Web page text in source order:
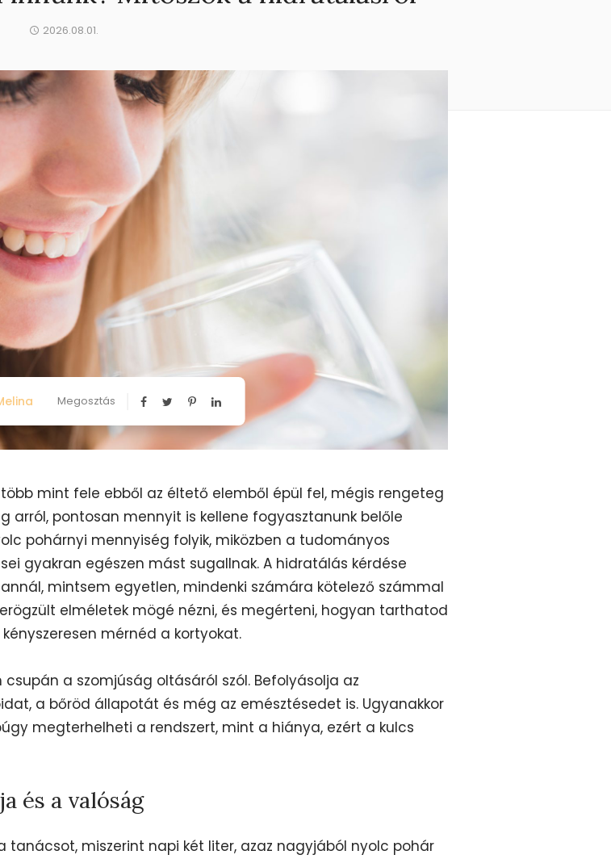
2026.08.01.
Megosztás
mint fele ebből az éltető elemből épül fel, mégis rengeteg
arról, pontosan mennyit is kellene fogyasztanunk belőle
pohárnyi mennyiség folyik, miközben a tudományos
gyakran egészen mást sugallnak. A hidratálás kérdése
mintsem egyetlen, mindenki számára kötelező számmal
elméletek mögé nézni, és megérteni, hogyan tarthatod
mérnéd a kortyokat.
a szomjúság oltásáról szól. Befolyásolja az
a bőröd állapotát és még az emésztésedet is. Ugyanakkor
megterhelheti a rendszert, mint a hiánya, ezért a kulcs
és a valóság
miszerint napi két liter, azaz nagyjából nyolc pohár